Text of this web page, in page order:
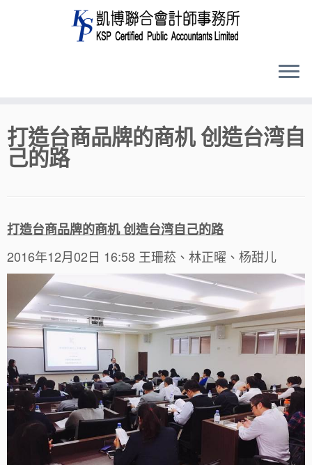
to
content
打造台商品牌的商机 创造台湾自
己的路
打造台商品牌的商机 创造台湾自己的路
2016年12月02日 16:58 王珊菘、林正曜、杨甜儿